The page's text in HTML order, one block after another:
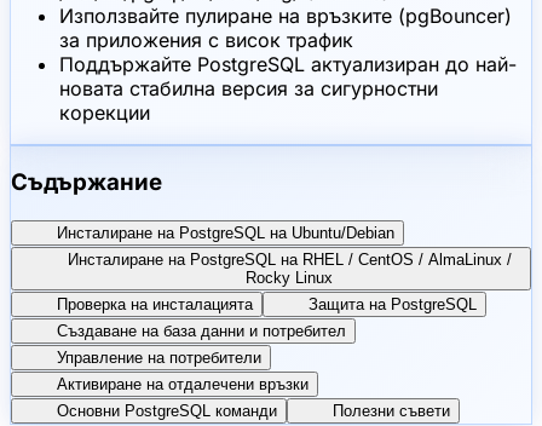
Използвайте пулиране на връзките (pgBouncer)
за приложения с висок трафик
Поддържайте PostgreSQL актуализиран до най-
новата стабилна версия за сигурностни
корекции
Съдържание
Инсталиране на PostgreSQL на Ubuntu/Debian
Инсталиране на PostgreSQL на RHEL / CentOS / AlmaLinux /
Rocky Linux
Проверка на инсталацията
Защита на PostgreSQL
Създаване на база данни и потребител
Управление на потребители
Активиране на отдалечени връзки
Основни PostgreSQL команди
Полезни съвети